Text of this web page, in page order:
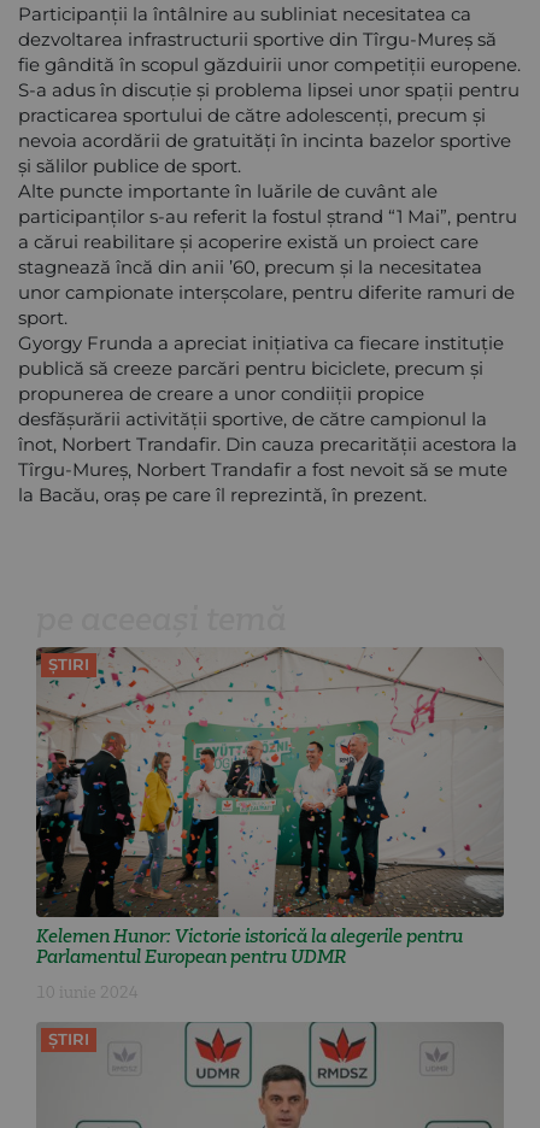
Participanții la întâlnire au subliniat necesitatea ca
dezvoltarea infrastructurii sportive din Tîrgu-Mureș să
fie gândită în scopul găzduirii unor competiții europene.
S-a adus în discuție și problema lipsei unor spații pentru
practicarea sportului de către adolescenți, precum și
nevoia acordării de gratuități în incinta bazelor sportive
și sălilor publice de sport.
Alte puncte importante în luările de cuvânt ale
participanților s-au referit la fostul ștrand “1 Mai”, pentru
a cărui reabilitare și acoperire există un proiect care
stagnează încă din anii ’60, precum și la necesitatea
unor campionate interșcolare, pentru diferite ramuri de
sport.
Gyorgy Frunda a apreciat inițiativa ca fiecare instituție
publică să creeze parcări pentru biciclete, precum și
propunerea de creare a unor condiiții propice
desfășurării activității sportive, de către campionul la
înot, Norbert Trandafir. Din cauza precarității acestora la
Tîrgu-Mureș, Norbert Trandafir a fost nevoit să se mute
la Bacău, oraș pe care îl reprezintă, în prezent.
ȘTIRI
Kelemen Hunor: Victorie istorică la alegerile pentru
Parlamentul European pentru UDMR
10 iunie 2024
ȘTIRI